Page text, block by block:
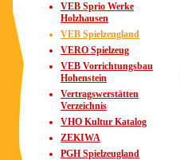
VEB Sprio Werke
Holzhausen
VEB Spielzeugland
VERO Spielzeug
VEB Vorrichtungsbau
Hohenstein
Vertragswerstätten
Verzeichnis
VHO Kultur Katalog
ZEKIWA
PGH Spielzeugland